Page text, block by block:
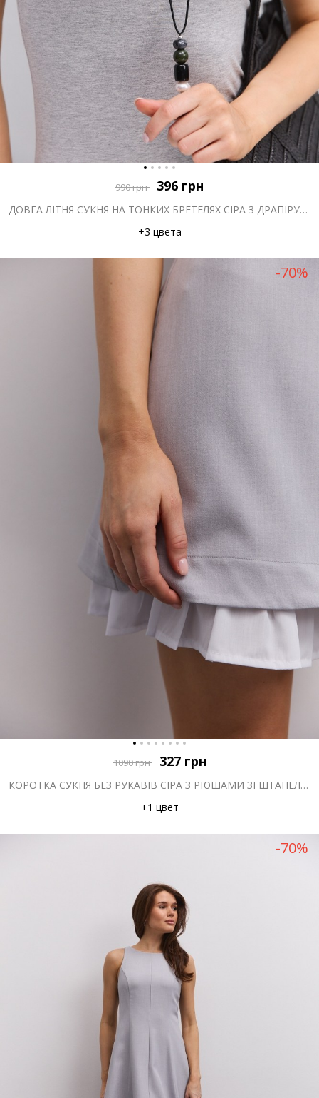
990грн 396 грн
ДОВГА ЛІТНЯ СУКНЯ НА ТОНКИХ БРЕТЕЛЯХ СІРА З ДРАПІРУВАННЯМ НА ГРУДЯХ
+3 цвета
-70%
1090грн 327 грн
КОРОТКА СУКНЯ БЕЗ РУКАВІВ СІРА З РЮШАМИ ЗІ ШТАПЕЛЮ ВНИЗУ
+1 цвет
-70%